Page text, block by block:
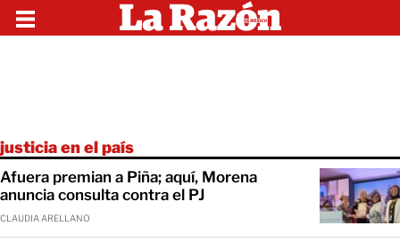
justicia en el país
Afuera premian a Piña; aquí, Morena
anuncia consulta contra el PJ
CLAUDIA ARELLANO